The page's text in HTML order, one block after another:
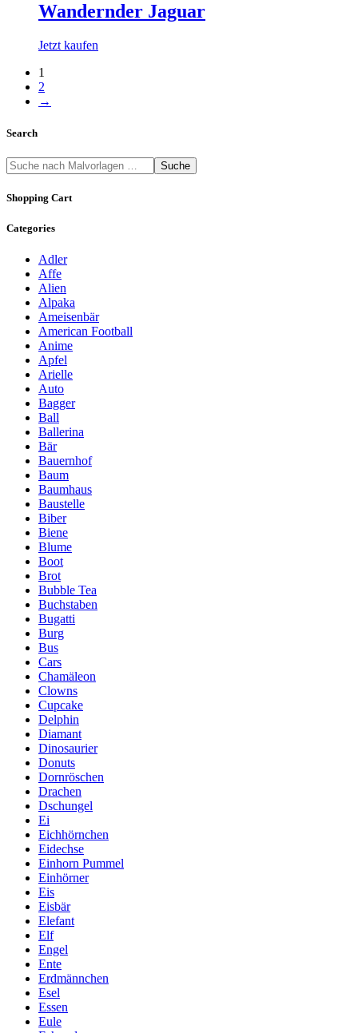
Wandernder Jaguar
Jetzt kaufen
1
2
→
Search
Suche
Shopping Cart
Categories
Adler
Affe
Alien
Alpaka
Ameisenbär
American Football
Anime
Apfel
Arielle
Auto
Bagger
Ball
Ballerina
Bär
Bauernhof
Baum
Baumhaus
Baustelle
Biber
Biene
Blume
Boot
Brot
Bubble Tea
Buchstaben
Bugatti
Burg
Bus
Cars
Chamäleon
Clowns
Cupcake
Delphin
Diamant
Dinosaurier
Donuts
Dornröschen
Drachen
Dschungel
Ei
Eichhörnchen
Eidechse
Einhorn Pummel
Einhörner
Eis
Eisbär
Elefant
Elf
Engel
Ente
Erdmännchen
Esel
Essen
Eule